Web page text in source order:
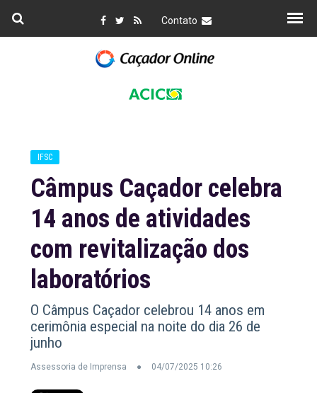
Contato
IFSC
Câmpus Caçador celebra
14 anos de atividades
com revitalização dos
laboratórios
O Câmpus Caçador celebrou 14 anos em
cerimônia especial na noite do dia 26 de
junho
Assessoria de Imprensa 04/07/2025 10:26